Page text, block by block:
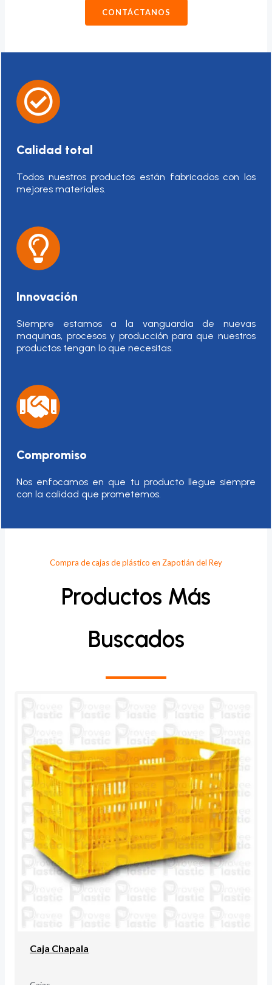
CONTÁCTANOS
Calidad total
Todos nuestros productos están fabricados con los
mejores materiales.
Innovación
Siempre estamos a la vanguardia de nuevas
maquinas, procesos y producción para que nuestros
productos tengan lo que necesitas.
Compromiso
Nos enfocamos en que tu producto llegue siempre
con la calidad que prometemos.
Compra de cajas de plástico en Zapotlán del Rey
Productos Más
Buscados
Caja Chapala